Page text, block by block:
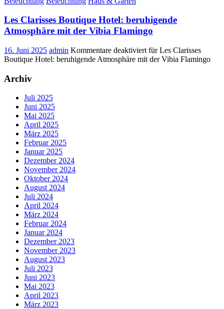
Les Clarisses Boutique Hotel: beruhigende
Atmosphäre mit der Vibia Flamingo
16. Juni 2025 admin Kommentare deaktiviert für Les Clarisses
Boutique Hotel: beruhigende Atmosphäre mit der Vibia Flamingo
Archiv
Juli 2025
Juni 2025
Mai 2025
April 2025
März 2025
Februar 2025
Januar 2025
Dezember 2024
November 2024
Oktober 2024
August 2024
Juli 2024
April 2024
März 2024
Februar 2024
Januar 2024
Dezember 2023
November 2023
August 2023
Juli 2023
Juni 2023
Mai 2023
April 2023
März 2023